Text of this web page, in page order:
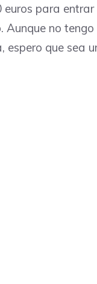
para
no
espero que sea